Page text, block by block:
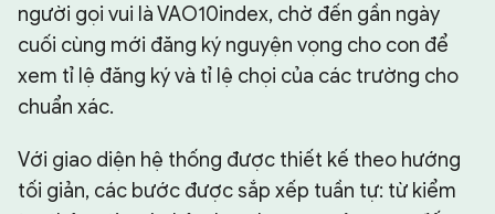
người gọi vui là VAO10index, chờ đến gần ngày
cuối cùng mới đăng ký nguyện vọng cho con để
xem tỉ lệ đăng ký và tỉ lệ chọi của các trường cho
chuẩn xác.
Với giao diện hệ thống được thiết kế theo hướng
tối giản, các bước được sắp xếp tuần tự: từ kiểm